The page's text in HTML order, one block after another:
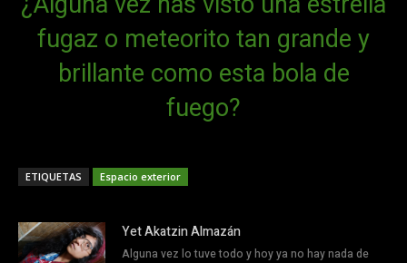
fugaz o meteorito tan grande y
brillante como esta bola de
fuego?
ETIQUETAS Espacio exterior
Yet Akatzin Almazán
Alguna vez lo tuve todo y hoy ya no hay nada de